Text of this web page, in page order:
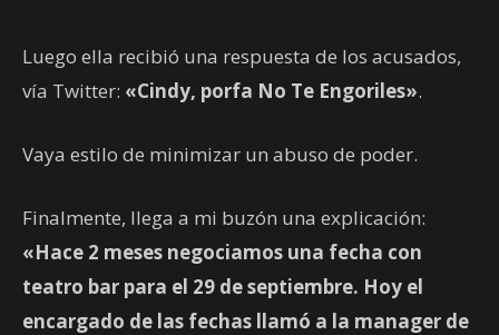
Luego ella recibió una respuesta de los acusados,
vía Twitter: «Cindy, porfa No Te Engoriles».
Vaya estilo de minimizar un abuso de poder.
Finalmente, llega a mi buzón una explicación:
«Hace 2 meses negociamos una fecha con
teatro bar para el 29 de septiembre. Hoy el
encargado de las fechas llamó a la manager de